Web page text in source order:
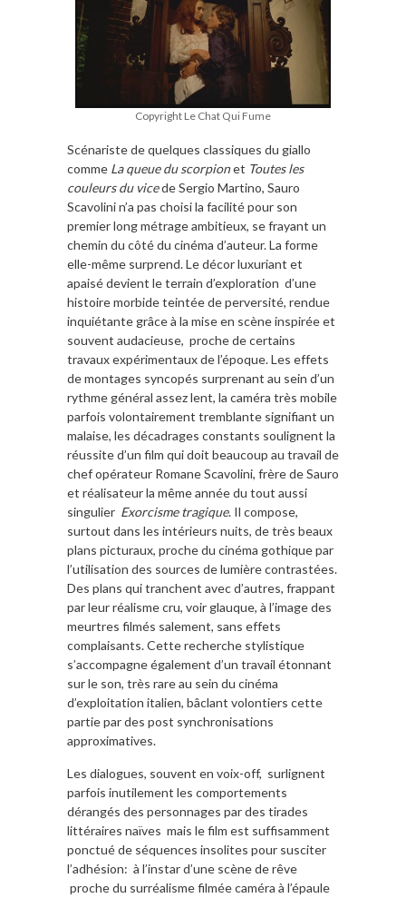
Copyright Le Chat Qui Fume
Scénariste de quelques classiques du giallo
comme La queue du scorpionet Toutes les
couleurs du vicede Sergio Martino, Sauro
Scavolini n’a pas choisi la facilité pour son
premier long métrage ambitieux, se frayant un
chemin du côté du cinéma d’auteur. La forme
elle-même surprend. Le décor luxuriant et
apaisé devient le terrain d’exploration d’une
histoire morbide teintée de perversité, rendue
inquiétante grâce à la mise en scène inspirée et
souvent audacieuse, proche de certains
travaux expérimentaux de l’époque. Les effets
de montages syncopés surprenant au sein d’un
rythme général assez lent, la caméra très mobile
parfois volontairement tremblante signifiant un
malaise, les décadrages constants soulignent la
réussite d’un film qui doit beaucoup au travail de
chef opérateur Romane Scavolini, frère de Sauro
et réalisateur la même année du tout aussi
singulier Exorcisme tragique. Il compose,
surtout dans les intérieurs nuits, de très beaux
plans picturaux, proche du cinéma gothique par
l’utilisation des sources de lumière contrastées.
Des plans qui tranchent avec d’autres, frappant
par leur réalisme cru, voir glauque, à l’image des
meurtres filmés salement, sans effets
complaisants. Cette recherche stylistique
s’accompagne également d’un travail étonnant
sur le son, très rare au sein du cinéma
d’exploitation italien, bâclant volontiers cette
partie par des post synchronisations
approximatives.
Les dialogues, souvent en voix-off, surlignent
parfois inutilement les comportements
dérangés des personnages par des tirades
littéraires naïves mais le film est suffisamment
ponctué de séquences insolites pour susciter
l’adhésion: à l’instar d’une scène de rêve
proche du surréalisme filmée caméra à l’épaule